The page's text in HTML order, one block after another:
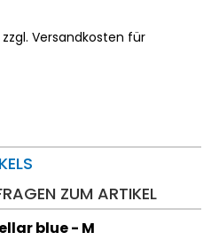
Versandkosten für
ZUM ARTIKEL
blue - M